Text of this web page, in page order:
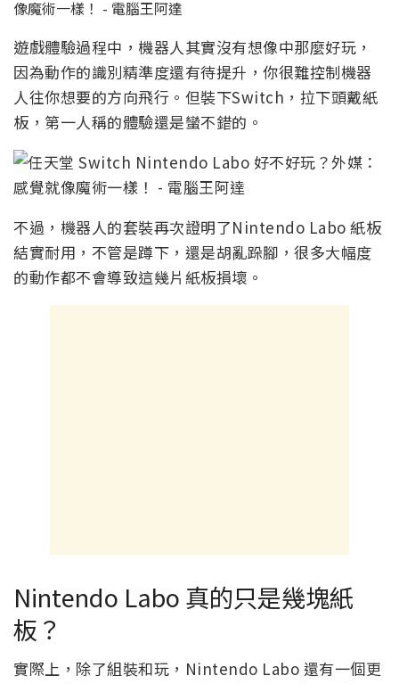
遊戲體驗過程中，機器人其實沒有想像中那麼好玩，
因為動作的識別精準度還有待提升，你很難控制機器
人往你想要的方向飛行。但裝下Switch，拉下頭戴紙
板，第一人稱的體驗還是蠻不錯的。
不過，機器人的套裝再次證明了Nintendo Labo 紙板
結實耐用，不管是蹲下，還是胡亂跺腳，很多大幅度
的動作都不會導致這幾片紙板損壞。
Nintendo Labo 真的只是幾塊紙
板？
實際上，除了組裝和玩，Nintendo Labo 還有一個更